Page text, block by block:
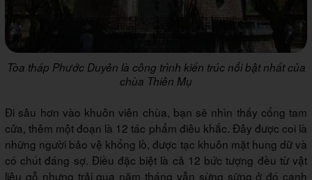
Tòa tháp Phước Duyên là công trình kiến trúc nổi bật nhất của
chùa Thiên Mụ
Đi sâu hơn vào khuôn viên chùa, bạn sẽ nhìn thấy cổng tam
cửa, thêm một đoạn là 12 tác phẩm điêu khắc. Đây được coi là
những người bảo vệ khổng lồ, được tạc khuôn mặt hung dữ và
có chút đáng sợ. Điều đặc biệt là cả 12 bức tượng đều từ vật
liệu gỗ nhưng trải qua năm tháng vẫn sừng sững ở đó canh